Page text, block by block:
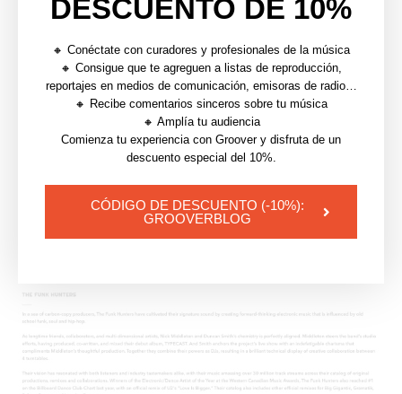
El pionero de la música electrónica«The Funk
» es un gran ejemplo de biografía limpia de
un grupo. Intro con gancho, con historia, logros y
espectáculos notables. Un poco como mi diseño.
DESCUENTO DE 10%
🔸 Conéctate con curadores y profesionales de la música
🔸 Consigue que te agreguen a listas de reproducción,
reportajes en medios de comunicación, emisoras de radio…
🔸 Recibe comentarios sinceros sobre tu música
🔸 Amplía tu audiencia
Comienza tu experiencia con Groover y disfruta de un
descuento especial del 10%.
CÓDIGO DE DESCUENTO (-10%):
GROOVERBLOG